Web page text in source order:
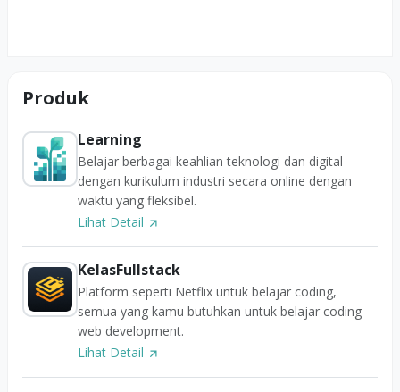
Produk
Learning
Belajar berbagai keahlian teknologi dan digital
dengan kurikulum industri secara online dengan
waktu yang fleksibel.
Lihat Detail
KelasFullstack
Platform seperti Netflix untuk belajar coding,
semua yang kamu butuhkan untuk belajar coding
web development.
Lihat Detail